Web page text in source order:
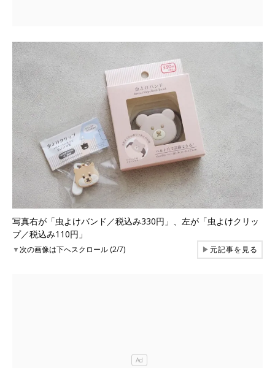
写真右が「虫よけバンド／税込み330円」、左が「虫よけクリッ
プ／税込み110円」
▼次の画像は下へスクロール (2/7) ▶元記事を見る